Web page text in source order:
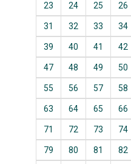
23 24 25 26
31 32 33 34
39 40 41 42
47 48 49 50
55 56 57 58
63 64 65 66
71 72 73 74
79 80 81 82